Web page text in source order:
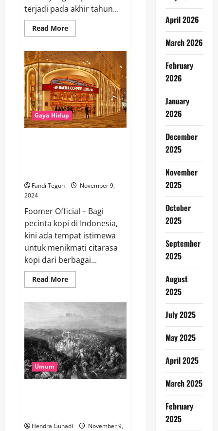
terjadi pada akhir tahun...
Read MoreRead
more
Indonesia
Siapkan
Langkah
Strategis:
Suku
Bunga
Acuan
Bank
Berpeluang
Turun
pada
Akhir
Gaya Hidup
Fandi Teguh
November 9,
2024
Foomer Official – Bagi
pecinta kopi di Indonesia,
kini ada tempat istimewa
untuk menikmati citarasa
kopi dari berbagai...
Read MoreRead
more
Keliling
Dunia
dalam
Secangkir
Kopi:
Bacha
Coffee
Plaza
Indonesia
Hadirkan
Citarasa
dari
Umum
Hendra Gunadi
November 9,
April 2026
March 2026
February
2026
January
2026
December
2025
November
2025
October
2025
September
2025
August
2025
July 2025
May 2025
April 2025
March 2025
February
2025